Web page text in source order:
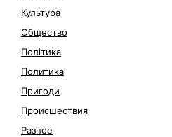
Культура
Общество
Політика
Политика
Пригоди
Происшествия
Разное